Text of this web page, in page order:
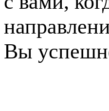
Вы